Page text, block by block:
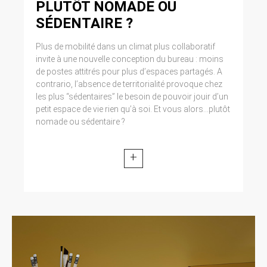
PLUTÔT NOMADE OU
SÉDENTAIRE ?
Plus de mobilité dans un climat plus collaboratif
invite à une nouvelle conception du bureau : moins
de postes attitrés pour plus d’espaces partagés. A
contrario, l’absence de territorialité provoque chez
les plus “sédentaires” le besoin de pouvoir jouir d’un
petit espace de vie rien qu’à soi. Et vous alors...plutôt
nomade ou sédentaire ?
+
modifiée par la loi n° 2004-801 du 6 août 2004
relative à l’informatique, aux fichiers et aux
libertés. Loi n° 2004-575 du 21 juin 2004 pour
la confiance dans l’économie numérique.
11. LEXIQUE.
Utilisateur : Internaute se connectant, utilisant
le site susnommé. Informations personnelles :
« les informations qui permettent, sous quelque
forme que ce soit, directement ou non,
auxquelles elles s’appliquent » (article 4 de la
loi n° 78-17 du 6 janvier 1978).